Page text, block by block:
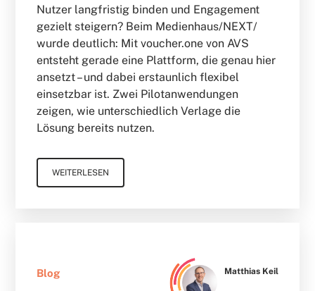
Nutzer langfristig binden und Engagement
gezielt steigern? Beim Medienhaus/NEXT/
wurde deutlich: Mit voucher.one von AVS
entsteht gerade eine Plattform, die genau hier
ansetzt – und dabei erstaunlich flexibel
einsetzbar ist. Zwei Pilotanwendungen
zeigen, wie unterschiedlich Verlage die
Lösung bereits nutzen.
WEITERLESEN
Blog Matthias Keil